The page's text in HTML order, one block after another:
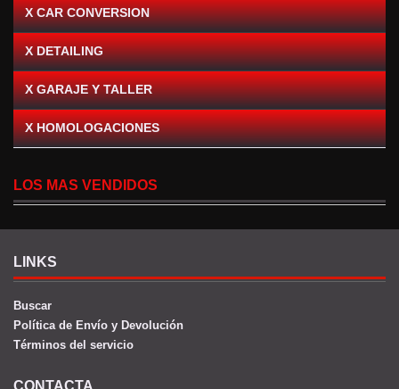
X CAR CONVERSION
X DETAILING
X GARAJE Y TALLER
X HOMOLOGACIONES
LOS MAS VENDIDOS
LINKS
Buscar
Política de Envío y Devolución
Términos del servicio
CONTACTA